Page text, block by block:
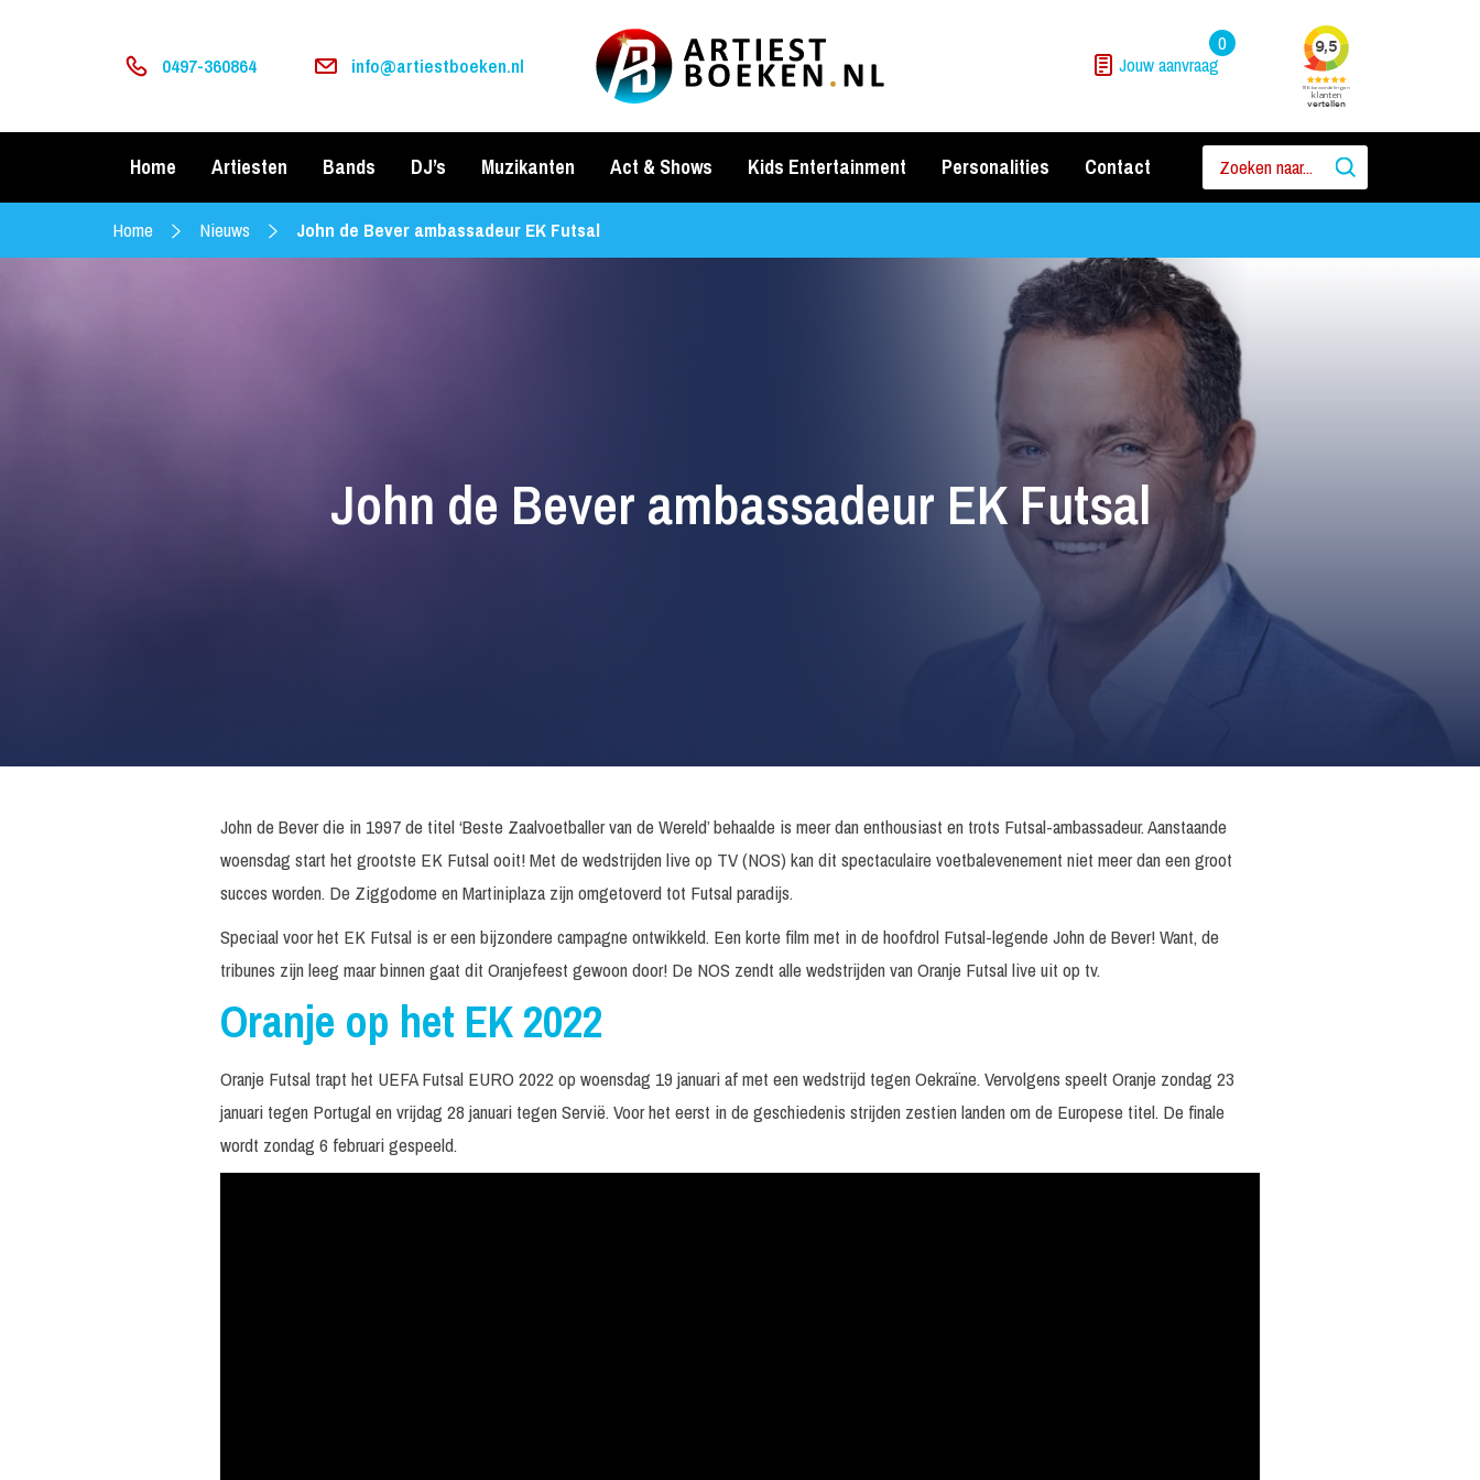
0497-360864 info@artiestboeken.nl Jouw aanvraag
0
Home Artiesten Bands DJ’s Muzikanten Act & Shows Kids Entertainment Personalities Contact
Home Nieuws John de Bever ambassadeur EK Futsal
John de Bever ambassadeur EK Futsal
John de Bever die in 1997 de titel ‘Beste Zaalvoetballer van de Wereld’ behaalde is meer dan enthousiast en trots Futsal-ambassadeur. Aanstaande
woensdag start het grootste EK Futsal ooit! Met de wedstrijden live op TV (NOS) kan dit spectaculaire voetbalevenement niet meer dan een groot
succes worden. De Ziggodome en Martiniplaza zijn omgetoverd tot Futsal paradijs.
Speciaal voor het EK Futsal is er een bijzondere campagne ontwikkeld. Een korte film met in de hoofdrol Futsal-legende John de Bever! Want, de
tribunes zijn leeg maar binnen gaat dit Oranjefeest gewoon door! De NOS zendt alle wedstrijden van Oranje Futsal live uit op tv.
Oranje op het EK 2022
Oranje Futsal trapt het UEFA Futsal EURO 2022 op woensdag 19 januari af met een wedstrijd tegen Oekraïne. Vervolgens speelt Oranje zondag 23
januari tegen Portugal en vrijdag 28 januari tegen Servië. Voor het eerst in de geschiedenis strijden zestien landen om de Europese titel. De finale
wordt zondag 6 februari gespeeld.